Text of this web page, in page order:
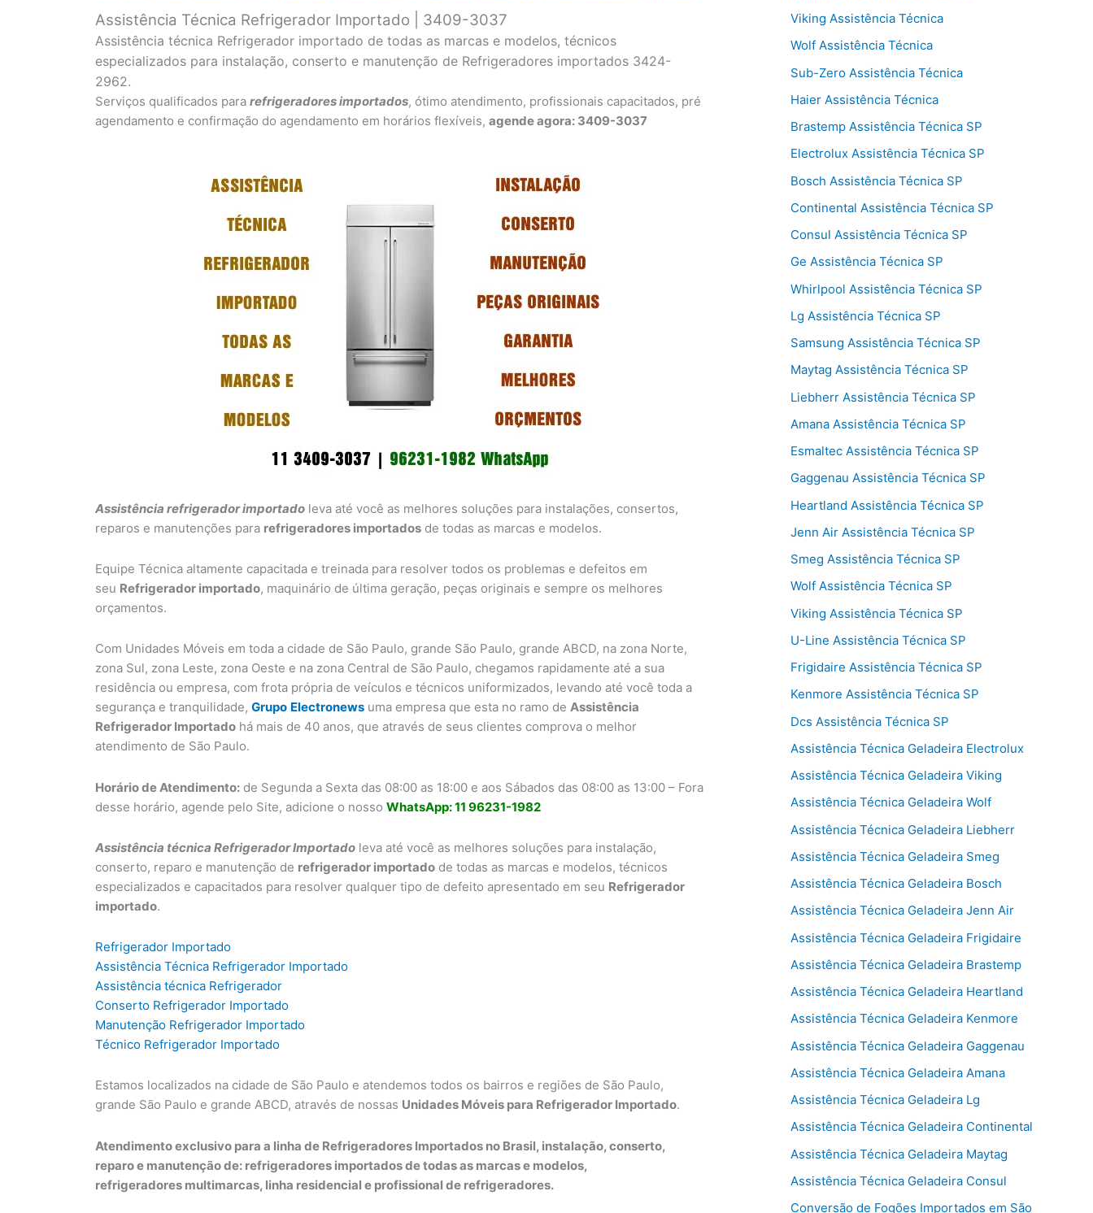
Assistência Técnica Refrigerador Importado | 3409-3037
Assistência técnica Refrigerador importado de todas as marcas e modelos, técnicos
especializados para instalação, conserto e manutenção de Refrigeradores importados 3424-
2962.
Serviços qualificados para refrigeradoresimportados, ótimo atendimento, profissionais capacitados, pré
agendamento e confirmação do agendamento em horários flexíveis, agende agora: 3409-3037
Assistência refrigerador importado leva até você as melhores soluções para instalações, consertos,
reparos e manutenções para refrigeradores importados de todas as marcas e modelos.
Equipe Técnica altamente capacitada e treinada para resolver todos os problemas e defeitos em
seu Refrigerador importado, maquinário de última geração, peças originais e sempre os melhores
orçamentos.
Com Unidades Móveis em toda a cidade de São Paulo, grande São Paulo, grande ABCD, na zona Norte,
zona Sul, zona Leste, zona Oeste e na zona Central de São Paulo, chegamos rapidamente até a sua
residência ou empresa, com frota própria de veículos e técnicos uniformizados, levando até você toda a
segurança e tranquilidade, Grupo Electronews uma empresa que esta no ramo de Assistência
Refrigerador Importado há mais de 40 anos, que através de seus clientes comprova o melhor
atendimento de São Paulo.
Horário de Atendimento: de Segunda a Sexta das 08:00 as 18:00 e aos Sábados das 08:00 as 13:00 – Fora
desse horário, agende pelo Site, adicione o nosso WhatsApp: 11 96231-1982
Assistência técnica Refrigerador Importado leva até você as melhores soluções para instalação,
conserto, reparo e manutenção de refrigerador importado de todas as marcas e modelos, técnicos
especializados e capacitados para resolver qualquer tipo de defeito apresentado em seu Refrigerador
importado.
Refrigerador Importado
Assistência Técnica Refrigerador Importado
Assistência técnica Refrigerador
Conserto Refrigerador Importado
Manutenção Refrigerador Importado
Técnico Refrigerador Importado
Estamos localizados na cidade de São Paulo e atendemos todos os bairros e regiões de São Paulo,
grande São Paulo e grande ABCD, através de nossas Unidades Móveis para Refrigerador Importado.
Atendimento exclusivo para a linha de Refrigeradores Importados no Brasil, instalação, conserto,
reparo e manutenção de: refrigeradores importados de todas as marcas e modelos,
refrigeradores multimarcas, linha residencial e profissional de refrigeradores.
Viking Assistência Técnica
Wolf Assistência Técnica
Sub-Zero Assistência Técnica
Haier Assistência Técnica
Brastemp Assistência Técnica SP
Electrolux Assistência Técnica SP
Bosch Assistência Técnica SP
Continental Assistência Técnica SP
Consul Assistência Técnica SP
Ge Assistência Técnica SP
Whirlpool Assistência Técnica SP
Lg Assistência Técnica SP
Samsung Assistência Técnica SP
Maytag Assistência Técnica SP
Liebherr Assistência Técnica SP
Amana Assistência Técnica SP
Esmaltec Assistência Técnica SP
Gaggenau Assistência Técnica SP
Heartland Assistência Técnica SP
Jenn Air Assistência Técnica SP
Smeg Assistência Técnica SP
Wolf Assistência Técnica SP
Viking Assistência Técnica SP
U-Line Assistência Técnica SP
Frigidaire Assistência Técnica SP
Kenmore Assistência Técnica SP
Dcs Assistência Técnica SP
Assistência Técnica Geladeira Electrolux
Assistência Técnica Geladeira Viking
Assistência Técnica Geladeira Wolf
Assistência Técnica Geladeira Liebherr
Assistência Técnica Geladeira Smeg
Assistência Técnica Geladeira Bosch
Assistência Técnica Geladeira Jenn Air
Assistência Técnica Geladeira Frigidaire
Assistência Técnica Geladeira Brastemp
Assistência Técnica Geladeira Heartland
Assistência Técnica Geladeira Kenmore
Assistência Técnica Geladeira Gaggenau
Assistência Técnica Geladeira Amana
Assistência Técnica Geladeira Lg
Assistência Técnica Geladeira Continental
Assistência Técnica Geladeira Maytag
Assistência Técnica Geladeira Consul
Conversão de Fogões Importados em São